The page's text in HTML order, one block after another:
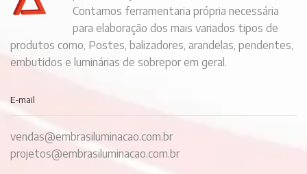
Contamos ferramentaria própria necessária
para elaboração dos mais variados tipos de
produtos como, Postes, balizadores, arandelas, pendentes,
embutidos e luminárias de sobrepor em geral.
E-mail
vendas@embrasiluminacao.com.br
projetos@embrasiluminacao.com.br